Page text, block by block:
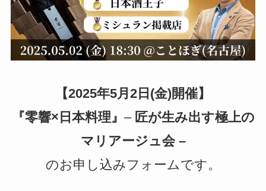
【2025年5月2日(金)開催】
『零響×日本料理』 – 匠が生み出す極上の
マリアージュ会 –
のお申し込みフォームです。